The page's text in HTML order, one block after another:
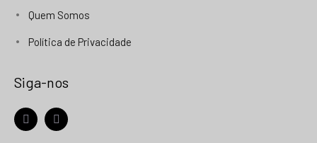
Quem Somos
Política de Privacidade
Siga-nos